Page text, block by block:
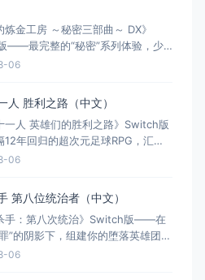
炼金工房 ～秘密三部曲～ DX》
——最完整的“秘密”系列体验，少
术的夏日成长物语 游戏类型：角色
（官方简体中文定名） 港台名
的鍊金工房 ～秘密三部曲
06
人 胜利之路（中文）
一人 英雄们的胜利之路》Switch版
年回归的超次元足球RPG，汇聚
角色的热血盛宴 游戏类型：角色
路（官方简体中文定名） 港台名
十一人 英雄們的勝
06
第八位统治者（中文）
手：第八次统治》Switch版——在
”的阴影下，组建你的堕落英雄团，
救赎间抉择 游戏类型：角色扮演类
06